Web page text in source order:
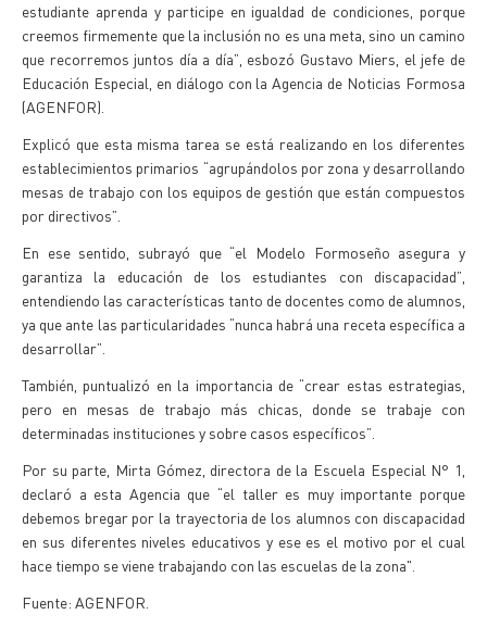
estudiante aprenda y participe en igualdad de condiciones, porque
creemos firmemente que la inclusión no es una meta, sino un camino
que recorremos juntos día a día”, esbozó Gustavo Miers, el jefe de
Educación Especial, en diálogo con la Agencia de Noticias Formosa
(AGENFOR).
Explicó que esta misma tarea se está realizando en los diferentes
establecimientos primarios “agrupándolos por zona y desarrollando
mesas de trabajo con los equipos de gestión que están compuestos
por directivos”.
En ese sentido, subrayó que “el Modelo Formoseño asegura y
garantiza la educación de los estudiantes con discapacidad”,
entendiendo las características tanto de docentes como de alumnos,
ya que ante las particularidades “nunca habrá una receta específica a
desarrollar”.
También, puntualizó en la importancia de “crear estas estrategias,
pero en mesas de trabajo más chicas, donde se trabaje con
determinadas instituciones y sobre casos específicos”.
Por su parte, Mirta Gómez, directora de la Escuela Especial N° 1,
declaró a esta Agencia que “el taller es muy importante porque
debemos bregar por la trayectoria de los alumnos con discapacidad
en sus diferentes niveles educativos y ese es el motivo por el cual
hace tiempo se viene trabajando con las escuelas de la zona".
Fuente: AGENFOR.